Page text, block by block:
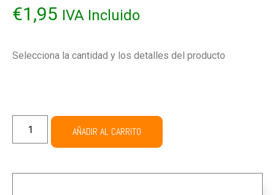
€1,95 IVA Incluido
Selecciona la cantidad y los detalles del producto
AÑADIR AL CARRITO